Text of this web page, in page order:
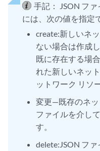
手記：
JSON フ
には、次の値を指定
create:新しいネ
ない場合は作成
既に存在する場
れた新しいネッ
ットワーク リソ
変更—既存のネ
ファイルを介し
す。
delete:JSON フ